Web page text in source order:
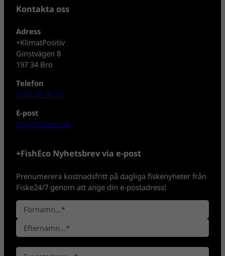
Kontakta oss
Adress
+KlimatPositiv
Ginstvägen 8
197 34 Bro
Telefon
0702-08 80 30
E-post
info@fisheco.se
+FishEco Nyhetsbrev via e-post
Prenumerera kostnadsfritt på dagliga fiskenyheter från
Fiske24/7 genom att ange din e-postadress!
N
a
n
*
F
ö
r
E